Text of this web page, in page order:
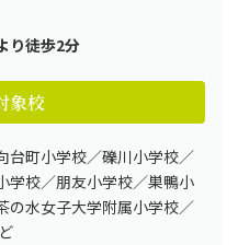
り徒歩2分
象校
台町小学校／礫川小学校／
学校／朋友小学校／巣鴨小
の水女子大学附属小学校／